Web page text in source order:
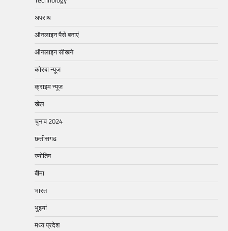
अपराध
ऑनलाइन पैसे बनाएं
ऑनलाइन सीखने
कोरबा न्यूज
क्राइम न्यूज
खेल
चुनाव 2024
छत्तीसगढ
ज्योतिष
बीमा
भारत
भुइयां
मध्य प्रदेश